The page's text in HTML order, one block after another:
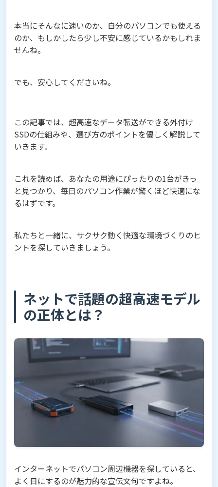
本当にそんなに速いのか、自分のパソコンでも使える
のか、もしかしたら少し不安に感じているかもしれま
せんね。
でも、安心してくださいね。
この記事では、超高速なデータ転送ができる外付け
SSDの仕組みや、選び方のポイントを優しく解説して
いきます。
これを読めば、あなたの用途にぴったりの1台がきっ
と見つかり、毎日のパソコン作業が驚くほど快適にな
るはずです。
私たちと一緒に、サクサク動く快適な環境づくりのヒ
ントを探していきましょう。
ネットで話題の超高速モデル
の正体とは？
インターネットでパソコン周辺機器を探していると、
よく目にするのが魅力的な宣伝文句ですよね。